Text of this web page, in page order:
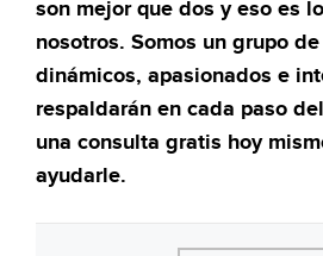
son mejor que dos y eso es
nosotros. Somos un grupo
dinámicos, apasionados e
respaldarán en cada paso
una consulta gratis hoy
ayudarle.